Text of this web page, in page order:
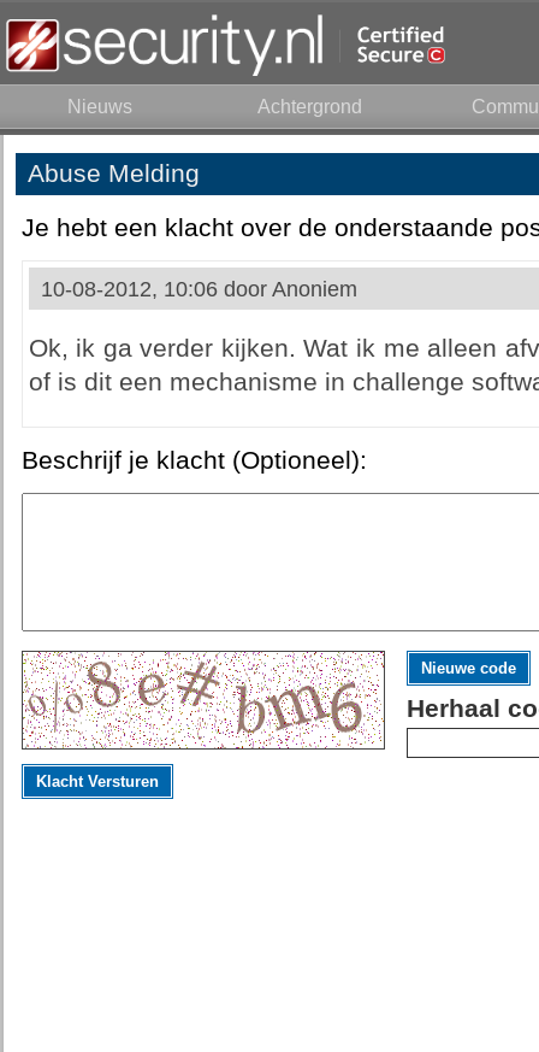
Nieuws Achtergrond
Abuse Melding
Je hebt een klacht over de onderstaande
10-08-2012, 10:06 door Anoniem
Ok, ik ga verder kijken. Wat ik me alleen
of is dit een mechanisme in challenge
Beschrijf je klacht (Optioneel):
Nieuwe code
Herhaal
Klacht Versturen